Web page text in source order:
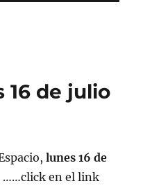
16 de julio
lunes 16 de
……click en el link